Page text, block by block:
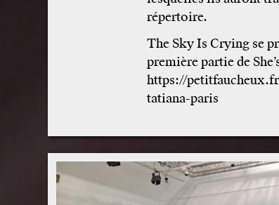
répertoire.
The Sky Is Crying se
première partie de
https://
tatiana-paris